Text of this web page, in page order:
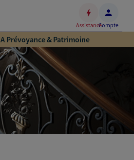
Accéder
au
contenu
principal
Accéder
au
pied
de
page
AssistanceCompte
Prévoyance & Patrimoine